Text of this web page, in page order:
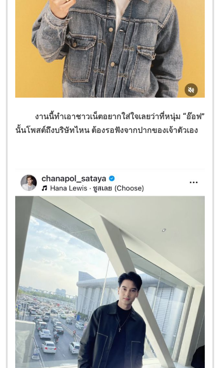
งานนี้ทำเอาชาวเน็ตอยากใส่ใจเลยว่าที่หนุ่ม “อ๊อฟ”
นั้นโพสต์ถึงบริษัทไหน ต้องรอฟังจากปากของเจ้าตัวเอง